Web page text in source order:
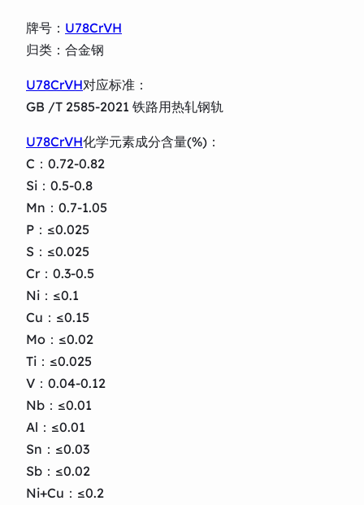
牌号： U78CrVH
归类：合金钢
U78CrVH对应标准：
GB /T 2585-2021 铁路用热轧钢轨
U78CrVH化学元素成分含量(%)：
C：0.72-0.82
Si：0.5-0.8
Mn：0.7-1.05
P：≤0.025
S：≤0.025
Cr：0.3-0.5
Ni：≤0.1
Cu：≤0.15
Mo：≤0.02
Ti：≤0.025
V：0.04-0.12
Nb：≤0.01
Al：≤0.01
Sn：≤0.03
Sb：≤0.02
Ni+Cu：≤0.2